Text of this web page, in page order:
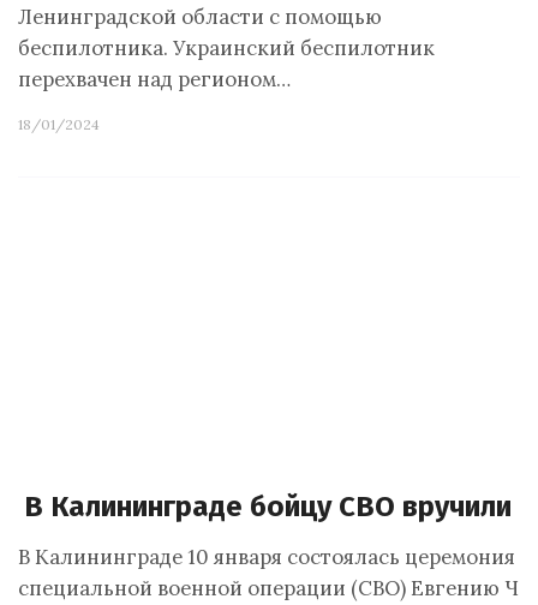
Ленинградской области с помощью
беспилотника. Украинский беспилотник
перехвачен над регионом…
18/01/2024
В Калининграде бойцу СВО вручили
В Калининграде 10 января состоялась церемония
специальной военной операции (СВО) Евгению Ч.